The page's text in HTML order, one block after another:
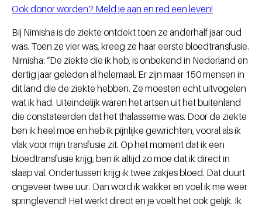
Ook donor worden? Meld je aan en red een leven!
Bij Nimisha is de ziekte ontdekt toen ze anderhalf jaar oud
was. Toen ze vier was, kreeg ze haar eerste bloedtransfusie.
Nimisha: “De ziekte die ik heb, is onbekend in Nederland en
dertig jaar geleden al helemaal. Er zijn maar 150 mensen in
dit land die de ziekte hebben. Ze moesten echt uitvogelen
wat ik had. Uiteindelijk waren het artsen uit het buitenland
die constateerden dat het thalassemie was. Door de ziekte
ben ik heel moe en heb ik pijnlijke gewrichten, vooral als ik
vlak voor mijn transfusie zit. Op het moment dat ik een
bloedtransfusie krijg, ben ik altijd zo moe dat ik direct in
slaap val. Ondertussen krijg ik twee zakjes bloed. Dat duurt
ongeveer twee uur. Dan word ik wakker en voel ik me weer
springlevend! Het werkt direct en je voelt het ook gelijk. Ik